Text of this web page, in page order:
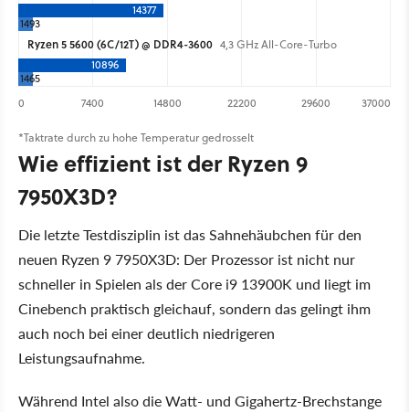
14377
1493
Ryzen 5 5600 (6C/12T) @ DDR4-3600 4,3 GHz All-Core-Turbo
10896
1465
0
7400 14800 22200 29600 37000
*Taktrate durch zu hohe Temperatur gedrosselt
Wie effizient ist der Ryzen 9
7950X3D?
Die letzte Testdisziplin ist das Sahnehäubchen für den
neuen Ryzen 9 7950X3D: Der Prozessor ist nicht nur
schneller in Spielen als der Core i9 13900K und liegt im
Cinebench praktisch gleichauf, sondern das gelingt ihm
auch noch bei einer deutlich niedrigeren
Leistungsaufnahme.
Während Intel also die Watt- und Gigahertz-Brechstange